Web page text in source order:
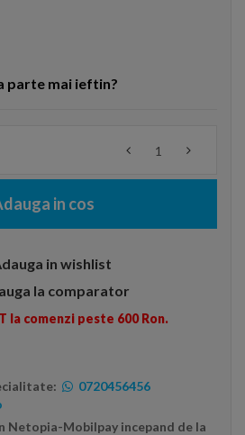
parte mai ieftin?
in cos
in wishlist
la comparator
la comenzi peste 600 Ron.
0720456456
Netopia-Mobilpay incepand de la